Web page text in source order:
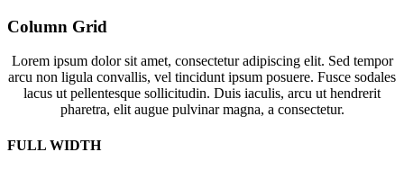
Column Grid
Lorem ipsum dolor sit amet, consectetur adipiscing elit. Sed tempor
arcu non ligula convallis, vel tincidunt ipsum posuere. Fusce sodales
lacus ut pellentesque sollicitudin. Duis iaculis, arcu ut hendrerit
pharetra, elit augue pulvinar magna, a consectetur.
FULL WIDTH